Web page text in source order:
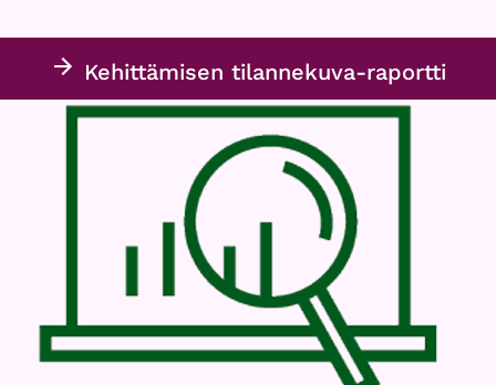
Kehittämisen tilannekuva-raportti